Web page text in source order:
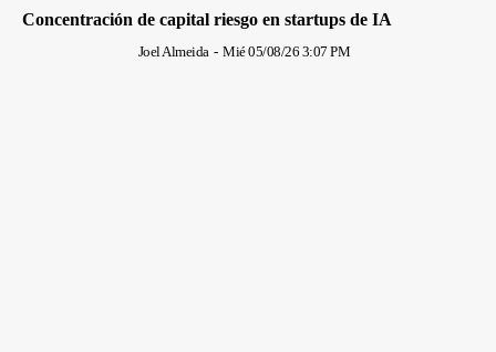
Concentración de capital riesgo en startups de IA
Joel Almeida - Mié 05/08/26 3:07 PM